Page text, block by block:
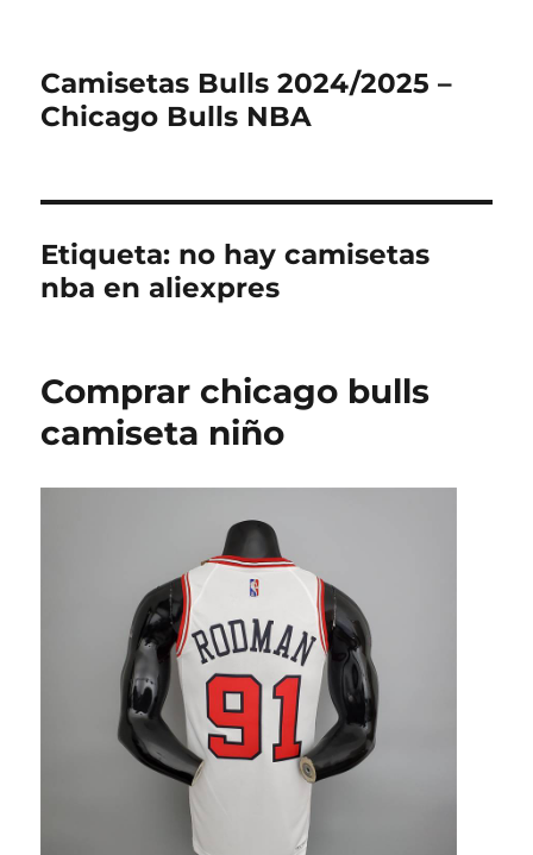
Camisetas Bulls 2024/2025 –
Chicago Bulls NBA
Etiqueta: no hay camisetas
nba en aliexpres
Comprar chicago bulls
camiseta niño